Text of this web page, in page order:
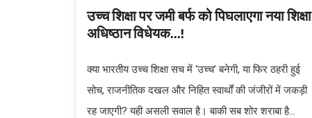
उच्च शिक्षा पर जमी बर्फ को पिघलाएगा नया शिक्षा
अधिष्ठान विधेयक...!
क्या भारतीय उच्च शिक्षा सच में ‘उच्च’ बनेगी, या फिर ठहरी हुई
सोच, राजनीतिक दखल और निहित स्वार्थों की जंजीरों में जकड़ी
रह जाएगी? यही असली सवाल है। बाकी सब शोर शराबा है...